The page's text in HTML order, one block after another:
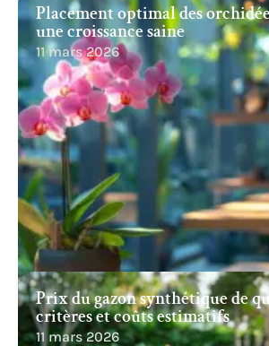
Placement optimal des
une croissance saine
11 mars 2026
Prix du gazon synthétique de
critères et coûts estimatifs
11 mars 2026